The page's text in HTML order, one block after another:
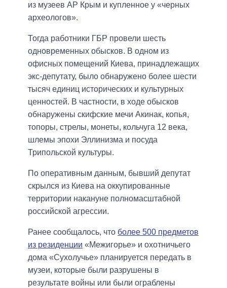
из музеев АР Крым и купленное у «черных
археологов».
Тогда работники ГБР провели шесть
одновременных обысков. В одном из
офисных помещений Киева, принадлежащих
экс-депутату, было обнаружено более шести
тысяч единиц исторических и культурных
ценностей. В частности, в ходе обысков
обнаружены скифские мечи Акинак, копья,
топоры, стрелы, монеты, кольчуга 12 века,
шлемы эпохи Эллинизма и посуда
Трипольской культуры.
По оперативным данным, бывший депутат
скрылся из Киева на оккупированные
территории накануне полномасштабной
российской агрессии.
Ранее сообщалось, что более 500 предметов
из резиденции «Межигорье» и охотничьего
дома «Сухолучье» планируется передать в
музеи, которые были разрушены в
результате войны или были ограблены